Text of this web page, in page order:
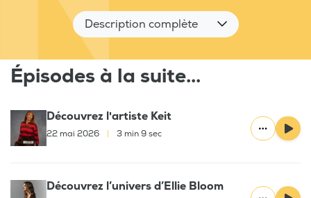
Description complète
Épisodes à la suite...
Découvrez l'artiste Keit
22 mai 2026 3 min 9 sec
Découvrez l’univers d’Ellie Bloom